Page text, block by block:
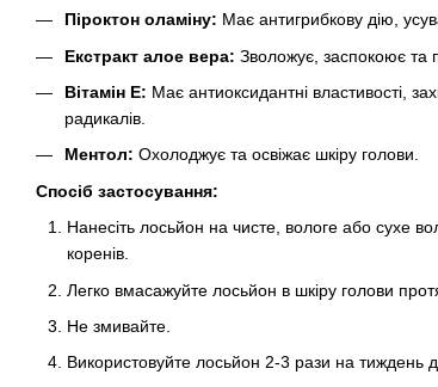
Піроктон оламіну: Має антигрибкову дію,
Екстракт алое вера: Зволожує, заспокоює та
Вітамін E: Має антиоксидантні властивості,
радикалів.
Ментол: Охолоджує та освіжає шкіру голови.
Спосіб застосування:
Нанесіть лосьйон на чисте, вологе або сухе
коренів.
Легко вмасажуйте лосьйон в шкіру голови
Не змивайте.
Використовуйте лосьйон 2-3 рази на тиждень